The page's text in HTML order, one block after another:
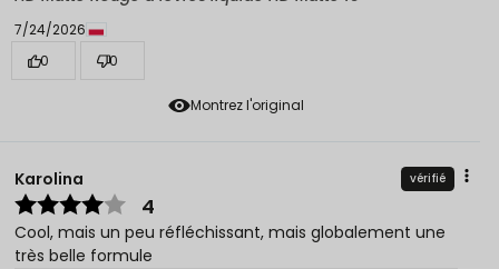
Montrez l'original
7/24/2026
0
0
Karolina vérifié
4
Cool, mais un peu réfléchissant, mais globalement une
très belle formule